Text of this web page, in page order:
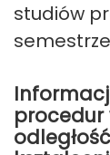
studiów
procedur